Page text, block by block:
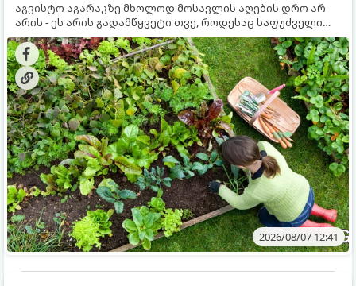
აგვისტო აგარაკზე მხოლოდ მოსავლის აღების დრო არ
არის - ეს არის გადამწყვეტი თვე, როდესაც საფუძველი
ეყრება მომავალი წლის მოსავალს და ბაღი მზადდება
შემოდგომა-ზამთრის სეზონისთვის. იმისათვის, რომ
ნიადაგმა ენერგია აღიდგინოს, ხოლო მცენარეებმა
ზამთარს გაუძლონ, აგვისტოს ბოლომდე 5
მნიშვნელოვანი საქმის გაკეთება უნდა მოასწროთ:
2026/08/07 12:41